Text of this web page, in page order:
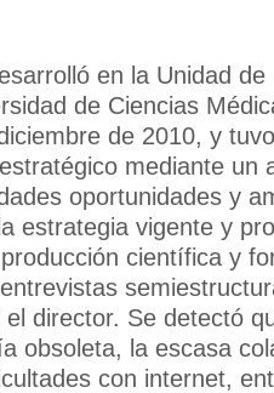
en la Unidad
de Ciencias
de 2010, y
mediante un
oportunidades y
estrategia vigente y
científica y
director. Se detectó
obsoleta, la escasa
con internet,